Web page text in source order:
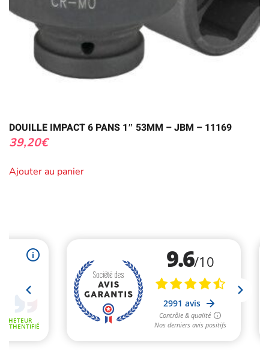
DOUILLE IMPACT 6 PANS 1″ 53MM – JBM – 11169
39,20€
Ajouter au panier